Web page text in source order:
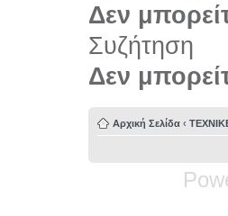
Δεν
Συζήτηση
Δεν
Αρχική Σελίδα ‹